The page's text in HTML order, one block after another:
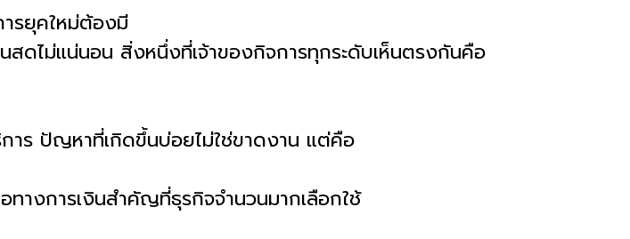
รยุคใหม่ต้องมี
สดไม่แน่นอน สิ่งหนึ่งที่เจ้าของกิจการทุกระดับเห็นตรงกันคือ
การ ปัญหาที่เกิดขึ้นบ่อยไม่ใช่ขาดงาน แต่คือ
ทางการเงินสำคัญที่ธุรกิจจำนวนมากเลือกใช้